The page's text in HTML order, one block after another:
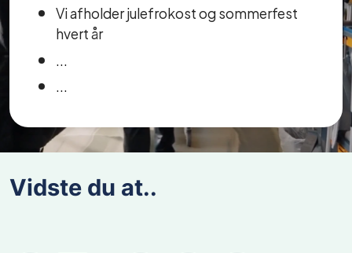
Vi afholder julefrokost og sommerfest
hvert år
...
...
Vidste du at..